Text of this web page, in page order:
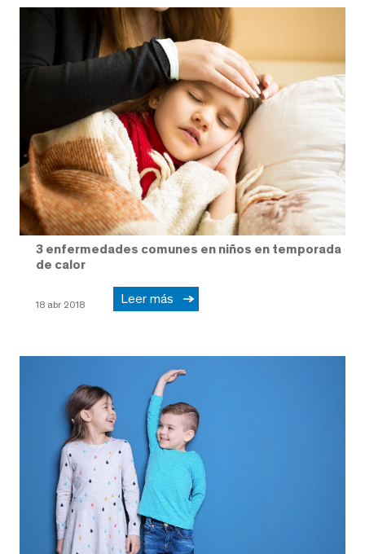
3 enfermedades comunes en niños en temporada
de calor
18 abr 2018 Leer más